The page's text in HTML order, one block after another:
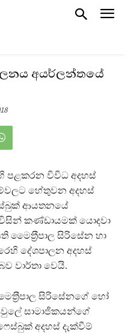
අයර්ලන්තයේ
පළකරන විවිධ අදහස්
හේතුවන අදහස්
ආයතනයේ
කණ්ඩායමක් යොදවා
මෛත‍්‍රීපාල සිරිසේන හා
දේශපාලන අදහස්
වාර්තා වෙයි.
සිරිසේනගේ හෝ
සාමාජිකයන්ගේ
අදහස් දැක්වීම්